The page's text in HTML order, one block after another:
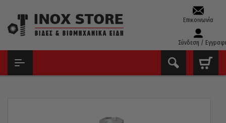
Επικοινωνία
Σύνδεση /
ΒΎΣΜΑΤΑ ΓΥΨΟΣΑΝΊΔΑΣ ΑΡΘΡΩΤΆ FRIULSIDER TMC 10 ΤΕΜΆΧΙΑ